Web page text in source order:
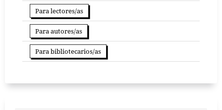
Para lectores/as
Para autores/as
Para bibliotecarios/as